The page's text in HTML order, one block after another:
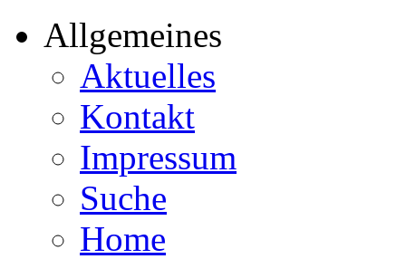
Allgemeines
Aktuelles
Kontakt
Impressum
Suche
Home